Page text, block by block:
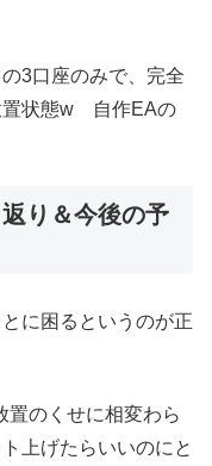
3口座のみで、完全
置状態w 自作EAの
り＆今後の予
に困るというのが正
のくせに相変わら
上げたらいいのにと